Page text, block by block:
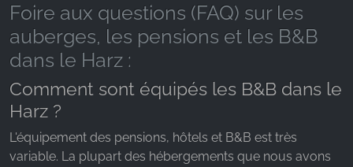
Foire aux questions (FAQ) sur les
auberges, les pensions et les B&B
dans le Harz :
Comment sont équipés les B&B dans le
Harz ?
L'équipement des pensions, hôtels et B&B est très
variable. La plupart des hébergements que nous avons